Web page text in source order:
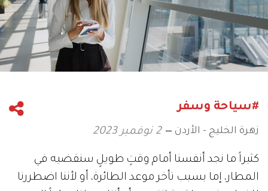
#سياحة وسفر
زهرة الخليج - الأردن 2 نوفمبر 2023
كثيراً ما نجد أنفسنا أمام وقتٍ طويلٍ سنقضيه في
المطار، إما بسبب تأخر موعد الطائرة، أو لأننا اضطررنا